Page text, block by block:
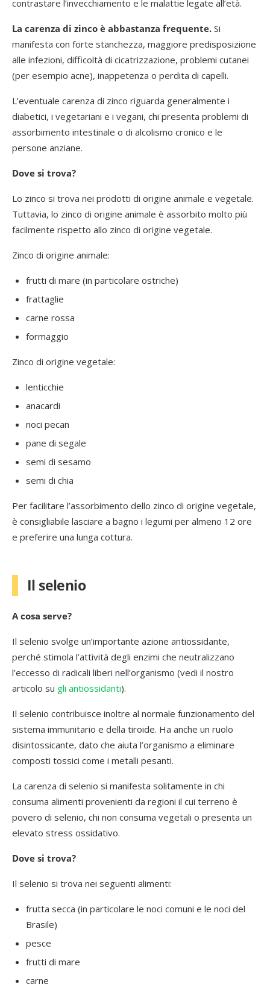
contrastare l’invecchiamento e le malattie legate all’età.
La carenza di zinco è abbastanza frequente. Si
manifesta con forte stanchezza, maggiore predisposizione
alle infezioni, difficoltà di cicatrizzazione, problemi cutanei
(per esempio acne), inappetenza o perdita di capelli.
L’eventuale carenza di zinco riguarda generalmente i
diabetici, i vegetariani e i vegani, chi presenta problemi di
assorbimento intestinale o di alcolismo cronico e le
persone anziane.
Dove si trova?
Lo zinco si trova nei prodotti di origine animale e vegetale.
Tuttavia, lo zinco di origine animale è assorbito molto più
facilmente rispetto allo zinco di origine vegetale.
Zinco di origine animale:
frutti di mare (in particolare ostriche)
frattaglie
carne rossa
formaggio
Zinco di origine vegetale:
lenticchie
anacardi
noci pecan
pane di segale
semi di sesamo
semi di chia
Per facilitare l’assorbimento dello zinco di origine vegetale,
è consigliabile lasciare a bagno i legumi per almeno 12 ore
e preferire una lunga cottura.
Il selenio
A cosa serve?
Il selenio svolge un’importante azione antiossidante,
perché stimola l’attività degli enzimi che neutralizzano
l’eccesso di radicali liberi nell’organismo (vedi il nostro
articolo su gli antiossidanti).
Il selenio contribuisce inoltre al normale funzionamento del
sistema immunitario e della tiroide. Ha anche un ruolo
disintossicante, dato che aiuta l’organismo a eliminare
composti tossici come i metalli pesanti.
La carenza di selenio si manifesta solitamente in chi
consuma alimenti provenienti da regioni il cui terreno è
povero di selenio, chi non consuma vegetali o presenta un
elevato stress ossidativo.
Dove si trova?
Il selenio si trova nei seguenti alimenti:
frutta secca (in particolare le noci comuni e le noci del
Brasile)
pesce
frutti di mare
carne